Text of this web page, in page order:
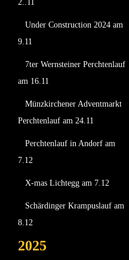
2..11
Under Construction 2024 am
9.11
7ter Wernsteiner Perchtenlauf
am 16.11
Münzkirchener Adventmarkt
Perchtenlauf am 24.11
Perchtenlauf in Andorf am
7.12
X-mas Lichtegg am 7.12
Schärdinger Krampuslauf am
8.12
2025